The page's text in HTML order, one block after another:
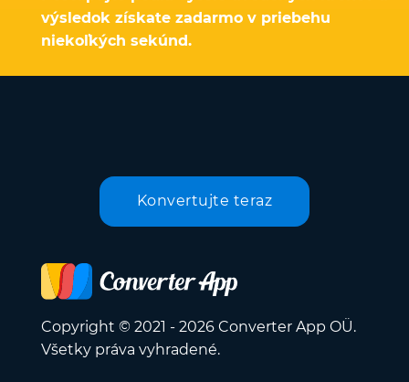
výsledok získate zadarmo v priebehu
niekoľkých sekúnd.
Konvertujte teraz
Copyright © 2021 - 2026 Converter App OÜ.
Všetky práva vyhradené.